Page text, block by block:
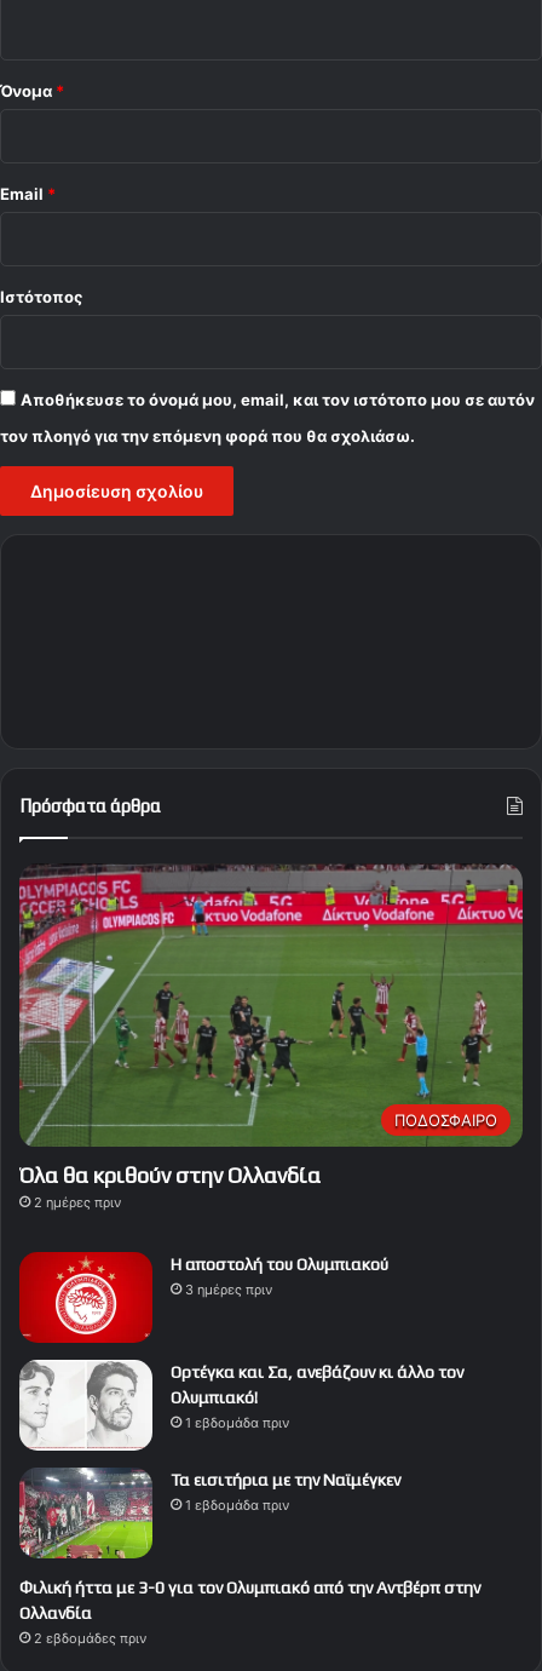
Όνομα *
Email *
Ιστότοπος
Αποθήκευσε το όνομά μου, email, και τον ιστότοπο μου σε αυτόν
τον πλοηγό για την επόμενη φορά που θα σχολιάσω.
Πρόσφατα άρθρα
ΠΟΔΟΣΦΑΙΡΟ
Όλα θα κριθούν στην Ολλανδία
2 ημέρες πριν
Η αποστολή του Ολυμπιακού
3 ημέρες πριν
Ορτέγκα και Σα, ανεβάζουν κι άλλο τον
Ολυμπιακό!
1 εβδομάδα πριν
Τα εισιτήρια με την Ναϊμέγκεν
1 εβδομάδα πριν
Φιλική ήττα με 3-0 για τον Ολυμπιακό από την Αντβέρπ στην
Ολλανδία
2 εβδομάδες πριν